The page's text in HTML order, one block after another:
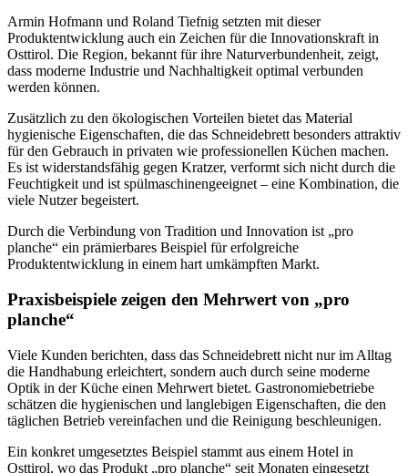
Armin Hofmann und Roland Tiefnig setzten mit dieser
Produktentwicklung auch ein Zeichen für die Innovationskraft in
Osttirol. Die Region, bekannt für ihre Naturverbundenheit, zeigt,
dass moderne Industrie und Nachhaltigkeit optimal verbunden
werden können.
Zusätzlich zu den ökologischen Vorteilen bietet das Material
hygienische Eigenschaften, die das Schneidebrett besonders attraktiv
für den Gebrauch in privaten wie professionellen Küchen machen.
Es ist widerstandsfähig gegen Kratzer, verformt sich nicht durch die
Feuchtigkeit und ist spülmaschinengeeignet – eine Kombination, die
viele Nutzer begeistert.
Durch die Verbindung von Tradition und Innovation ist „pro
planche“ ein prämierbares Beispiel für erfolgreiche
Produktentwicklung in einem hart umkämpften Markt.
Praxisbeispiele zeigen den Mehrwert von „pro
planche“
Viele Kunden berichten, dass das Schneidebrett nicht nur im Alltag
die Handhabung erleichtert, sondern auch durch seine moderne
Optik in der Küche einen Mehrwert bietet. Gastronomiebetriebe
schätzen die hygienischen und langlebigen Eigenschaften, die den
täglichen Betrieb vereinfachen und die Reinigung beschleunigen.
Ein konkret umgesetztes Beispiel stammt aus einem Hotel in
Osttirol, wo das Produkt „pro planche“ seit Monaten eingesetzt